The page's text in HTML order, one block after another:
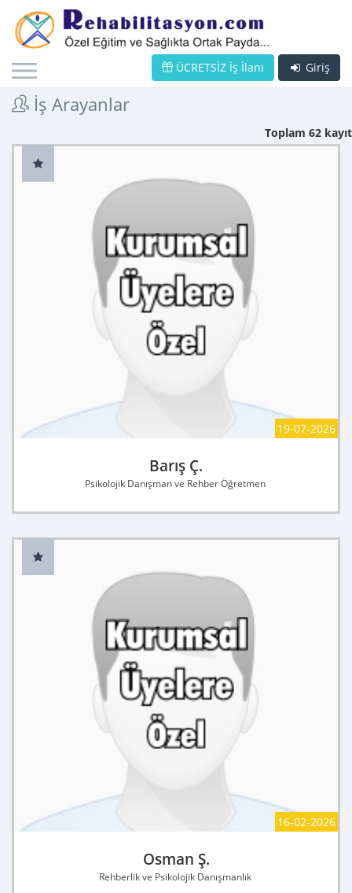
Giriş
ÜCRETSİZ İş İlanı
İş Arayanlar
Toplam 62 kayıt
19-07-2026
Barış Ç.
Psikolojik Danışman ve Rehber Öğretmen
16-02-2026
Osman Ş.
Rehberlik ve Psikolojik Danışmanlık